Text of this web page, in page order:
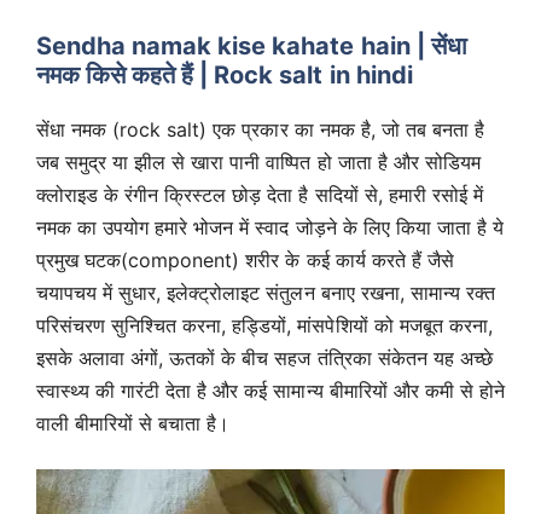
Sendha namak kise kahate hain | सेंधा
नमक किसे कहते हैं | Rock salt in hindi
सेंधा नमक (rock salt) एक प्रकार का नमक है, जो तब बनता है
जब समुद्र या झील से खारा पानी वाष्पित हो जाता है और सोडियम
क्लोराइड के रंगीन क्रिस्टल छोड़ देता है सदियों से, हमारी रसोई में
नमक का उपयोग हमारे भोजन में स्वाद जोड़ने के लिए किया जाता है ये
प्रमुख घटक(component) शरीर के कई कार्य करते हैं जैसे
चयापचय में सुधार, इलेक्ट्रोलाइट संतुलन बनाए रखना, सामान्य रक्त
परिसंचरण सुनिश्चित करना, हड्डियों, मांसपेशियों को मजबूत करना,
इसके अलावा अंगों, ऊतकों के बीच सहज तंत्रिका संकेतन यह अच्छे
स्वास्थ्य की गारंटी देता है और कई सामान्य बीमारियों और कमी से होने
वाली बीमारियों से बचाता है।